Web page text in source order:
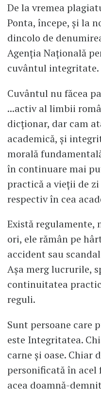
De la vremea
Ponta, începe, și la
dincolo de
Agenția Națională
cuvântul integritate.
Cuvântul nu făcea
...activ al limbii
dicționar, dar cam
academică, și
morală
în continuare mai
practică a vieții de
respectiv în cea
Există regulamente,
ori, ele rămân pe
accident sau
Așa merg lucrurile,
continuitatea
reguli.
Sunt persoane care
este Integritatea.
carne și oase. Chiar
personificată în
acea doamnă-